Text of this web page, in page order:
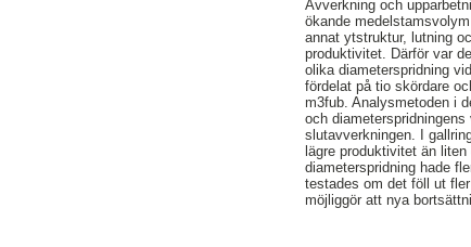
Avverkning och
ökande
annat ytstruktur, lutning
produktivitet. Därför var
olika diameterspridning
fördelat på tio skördare
m3fub. Analysmetoden i
och
slutavverkningen. I
lägre produktivitet än
diameterspridning hade
testades om det föll ut
möjliggör att nya